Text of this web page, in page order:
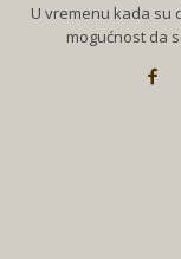
U vremenu kada su
mogućnost da